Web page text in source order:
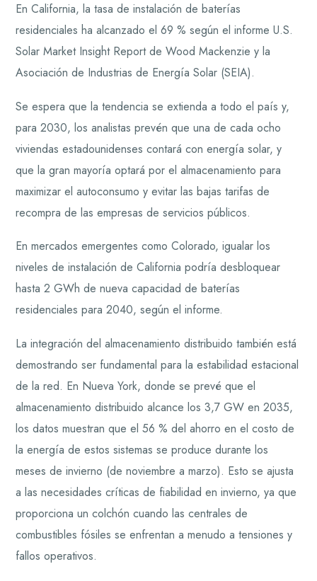
En California, la tasa de instalación de baterías
residenciales ha alcanzado el 69 % según el informe U.S.
Solar Market Insight Report de Wood Mackenzie y la
Asociación de Industrias de Energía Solar (SEIA).
Se espera que la tendencia se extienda a todo el país y,
para 2030, los analistas prevén que una de cada ocho
viviendas estadounidenses contará con energía solar, y
que la gran mayoría optará por el almacenamiento para
maximizar el autoconsumo y evitar las bajas tarifas de
recompra de las empresas de servicios públicos.
En mercados emergentes como Colorado, igualar los
niveles de instalación de California podría desbloquear
hasta 2 GWh de nueva capacidad de baterías
residenciales para 2040, según el informe.
La integración del almacenamiento distribuido también está
demostrando ser fundamental para la estabilidad estacional
de la red. En Nueva York, donde se prevé que el
almacenamiento distribuido alcance los 3,7 GW en 2035,
los datos muestran que el 56 % del ahorro en el costo de
la energía de estos sistemas se produce durante los
meses de invierno (de noviembre a marzo). Esto se ajusta
a las necesidades críticas de fiabilidad en invierno, ya que
proporciona un colchón cuando las centrales de
combustibles fósiles se enfrentan a menudo a tensiones y
fallos operativos.